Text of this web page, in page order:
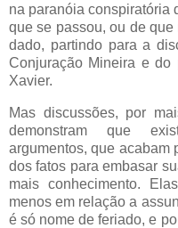
na paranóia conspiratória
que se passou, ou de
dado, partindo para a
Conjuração Mineira e do
Xavier.
Mas discussões, por
demonstram que
argumentos, que acabam
dos fatos para embasar
mais conhecimento.
menos em relação a
é só nome de feriado, e